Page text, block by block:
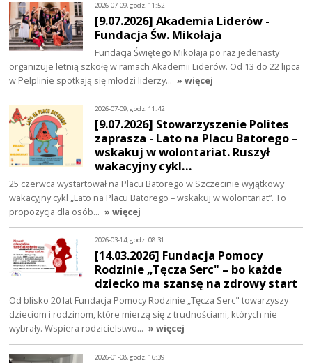
2026-07-09, godz. 11:52
[9.07.2026] Akademia Liderów -
Fundacja Św. Mikołaja
Fundacja Świętego Mikołaja po raz jedenasty
organizuje letnią szkołę w ramach Akademii Liderów. Od 13 do 22 lipca
w Pelplinie spotkają się młodzi liderzy… » więcej
2026-07-09, godz. 11:42
[9.07.2026] Stowarzyszenie Polites
zaprasza - Lato na Placu Batorego –
wskakuj w wolontariat. Ruszył
wakacyjny cykl…
25 czerwca wystartował na Placu Batorego w Szczecinie wyjątkowy
wakacyjny cykl „Lato na Placu Batorego – wskakuj w wolontariat”. To
propozycja dla osób… » więcej
2026-03-14, godz. 08:31
[14.03.2026] Fundacja Pomocy
Rodzinie „Tęcza Serc" – bo każde
dziecko ma szansę na zdrowy start
Od blisko 20 lat Fundacja Pomocy Rodzinie „Tęcza Serc" towarzyszy
dzieciom i rodzinom, które mierzą się z trudnościami, których nie
wybrały. Wspiera rodzicielstwo… » więcej
2026-01-08, godz. 16:39